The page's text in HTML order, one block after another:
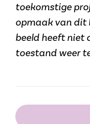
toekomstige
opmaak van dit
beeld heeft niet
toestand weer